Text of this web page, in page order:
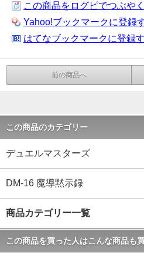
この商品をログピでつぶやく
Yahoo!ブックマークに登録
はてなブックマークに登録
前の商品へ
この商品のカテゴリー
デュエルマスターズ
DM-16 魔導黙示録
商品カテゴリー一覧
この商品を買った人はこんな商品も